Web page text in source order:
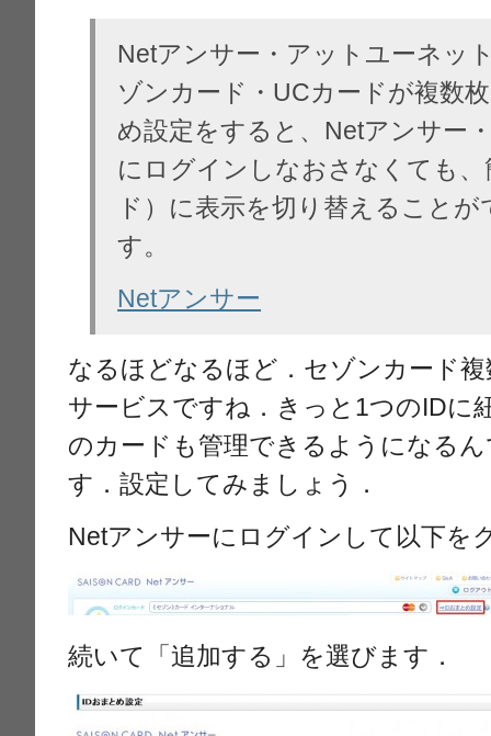
Netアンサー・アットユーネッ
ゾンカード・UCカードが複数
め設定をすると、Netアンサー
にログインしなおさなくても
ド）に表示を切り替えること
す。
Netアンサー
なるほどなるほど．セゾンカード
サービスですね．きっと1つのIDに
のカードも管理できるようになる
す．設定してみましょう．
Netアンサーにログインして以下を
続いて「追加する」を選びます．